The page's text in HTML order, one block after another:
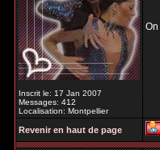
Inscrit le: 17 Jan 2007
Messages: 412
Localisation: Montpellier
Revenir en haut de page